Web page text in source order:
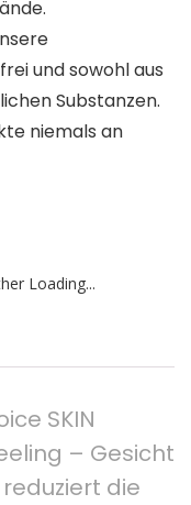
und sowohl aus
Substanzen.
niemals an
Loading...
SKIN
– Gesicht
die